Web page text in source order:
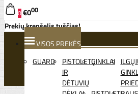
0€000
Prekių krepšelis tuščias!
VISOS PREKĖS
GUARD
PISTOLETŲ
IR
DĖTUVIŲ
GINKLAI